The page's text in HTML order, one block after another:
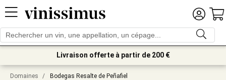
Livraison offerte à partir de 200 €
Domaines / Bodegas Resalte de Peñafiel